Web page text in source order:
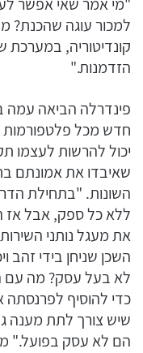
"מי אמר שאי אפשר
למכור עוגה שהכנת?
קונדיטוריה,
הזדמנות."
פינדרלה הביאה
חדש מכל פלטפורמות
יכול להרשות לעצמו
שאיבדו את אמונתם
השונות. "בתחילת
ללא כל ספק, אבל אז
את מעגל נותני
השכן שניחן בידי
לא בעל עסק? מה עם
כדי להוסיף לפרנסתה
שיש צורך לתת מענה
הם לא עסק בפועל."